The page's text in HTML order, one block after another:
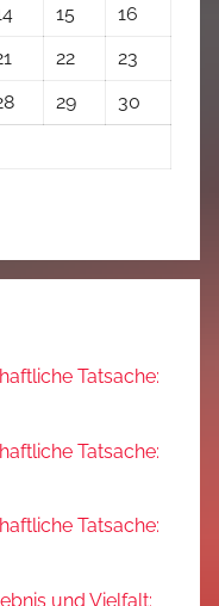
15
16
22
23
29
30
Tatsache:
Tatsache:
Tatsache:
und Vielfalt: